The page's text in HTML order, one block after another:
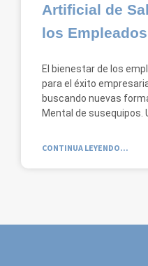
Artificial de
los Empleados
El bienestar de los
para el éxito
buscando nuevas
Mental de susequipos.
CONTINUA LEYENDO...